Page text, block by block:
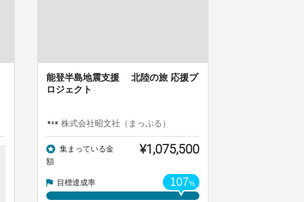
能登半島地震支援 北陸の旅 応援プ
ロジェクト
株式会社昭文社（まっぷる）
集まっている金
額
¥1,075,500
目標達成率 107%